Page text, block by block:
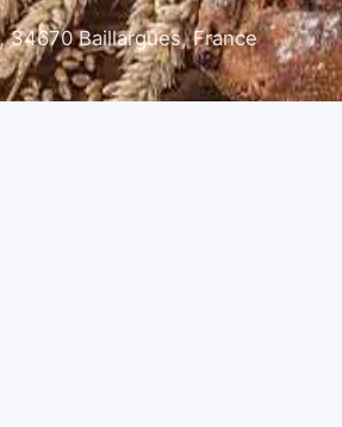
34670 Baillargues, France